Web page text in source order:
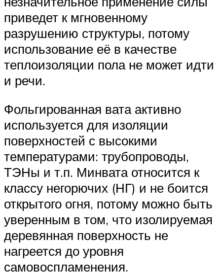
приведет к мгновенному
разрушению структуры, потому
использование её в качестве
теплоизоляции пола не может идти
и речи.
Фольгированная вата активно
используется для изоляции
поверхностей с высокими
температурами: трубопроводы,
ТЭНы и т.п. Минвата относится к
классу негорючих (НГ) и не боится
открытого огня, потому можно быть
уверенным в том, что изолируемая
деревянная поверхность не
нагреется до уровня
самовоспламенения.